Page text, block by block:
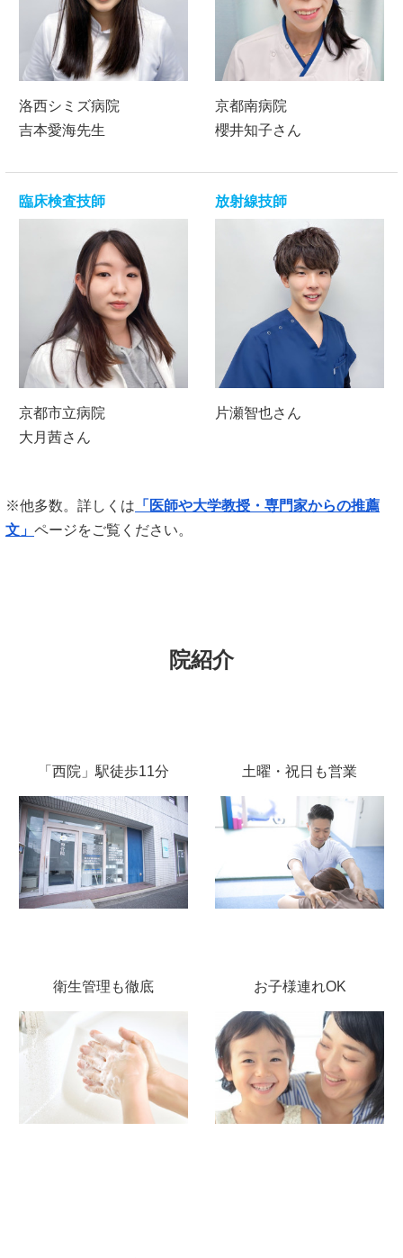
洛西シミズ病院
吉本愛海先生
京都南病院
櫻井知子さん
臨床検査技師
京都市立病院
大月茜さん
放射線技師
片瀬智也さん
※他多数。 詳しくは 「医師や大学教授・専門家からの推薦
文」 ページをご覧ください。
院紹介
「西院」駅徒歩11分 土曜・祝日も営業
衛生管理も徹底 お子様連れOK